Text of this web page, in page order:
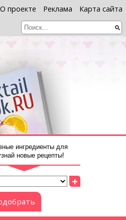
О проекте Реклама Карта сайта
ингредиенты для
новые рецепты!
+